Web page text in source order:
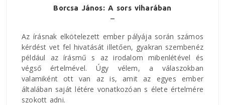
Borcsa János: A sors viharában
Az írásnak elkötelezett ember pályája során számos
kérdést vet fel hivatását illetően, gyakran szembenéz
például az írásmű s az irodalom mibenlétével és
végső értelmével. Úgy vélem, a válaszokban
valamiként ott van az is, amit az egyes ember
általában saját létére vonatkozóan s élete értelmére
szokott adni.